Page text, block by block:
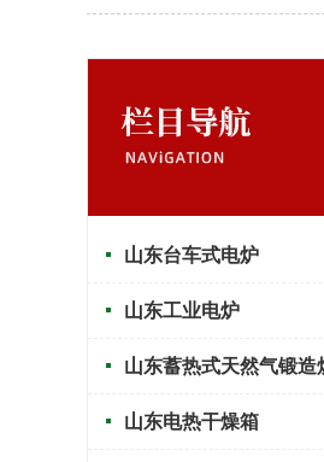
山东台车式电炉
山东工业电炉
山东蓄热式天然气锻造
山东电热干燥箱